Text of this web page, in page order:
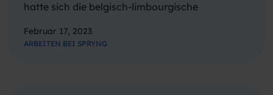
hatte sich die belgisch-limbourgische
Geburtstag in die Niederlande auszuwandern.
Februar 17, 2023
ARBEITEN BEI SPRYNG